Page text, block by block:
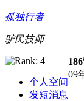
孤独行者
驴民技师
个人空间
发短消息
186
09